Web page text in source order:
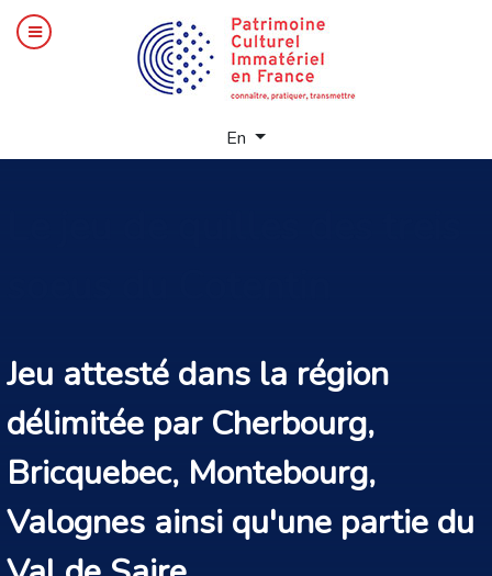
En
Jeu attesté dans la région
délimitée par Cherbourg,
Bricquebec, Montebourg,
Valognes ainsi qu'une partie du